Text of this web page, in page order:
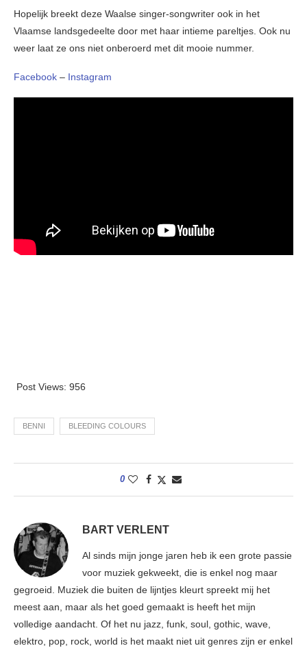
Hopelijk breekt deze Waalse singer-songwriter ook in het
Vlaamse landsgedeelte door met haar intieme pareltjes. Ook nu
weer laat ze ons niet onberoerd met dit mooie nummer.
Facebook – Instagram
Post Views: 956
BENNI BLEEDING COLOURS
0
BART VERLENT
Al sinds mijn jonge jaren heb ik een grote passie
voor muziek gekweekt, die is enkel nog maar
gegroeid. Muziek die buiten de lijntjes kleurt spreekt mij het
meest aan, maar als het goed gemaakt is heeft het mijn
volledige aandacht. Of het nu jazz, funk, soul, gothic, wave,
elektro, pop, rock, world is het maakt niet uit genres zijn er enkel